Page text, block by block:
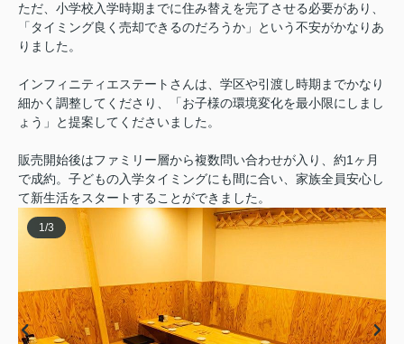
ただ、小学校入学時期までに住み替えを完了させる必要があり、
「タイミング良く売却できるのだろうか」という不安がかなりあ
りました。
インフィニティエステートさんは、学区や引渡し時期までかなり
細かく調整してくださり、「お子様の環境変化を最小限にしまし
ょう」と提案してくださいました。
販売開始後はファミリー層から複数問い合わせが入り、約1ヶ月
で成約。子どもの入学タイミングにも間に合い、家族全員安心し
て新生活をスタートすることができました。
1/3